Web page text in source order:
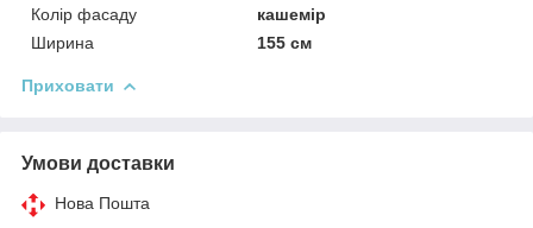
Колір фасаду
кашемір
Ширина
155 см
Приховати
Умови доставки
Нова Пошта